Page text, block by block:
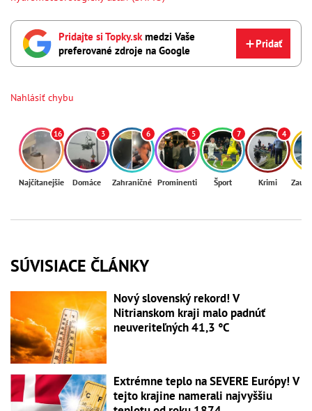
Pridajte si Topky.sk medzi Vaše
preferované zdroje na Google
Pridať
Nahlásiť chybu
16
Najčítanejšie
3
Domáce
6
Zahraničné
5
Prominenti
7
Šport
4
Krimi
SÚVISIACE ČLÁNKY
Nový slovenský rekord! V
Nitrianskom kraji malo padnúť
neuveriteľných 41,3 °C
Extrémne teplo na SEVERE Európy! V
tejto krajine namerali najvyššiu